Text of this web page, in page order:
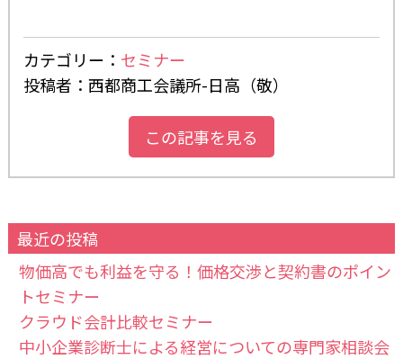
カテゴリー： セミナー
投稿者：西都商工会議所-日高（敬）
この記事を見る
最近の投稿
物価高でも利益を守る！価格交渉と契約書のポイン
トセミナー
クラウド会計比較セミナー
中小企業診断士による経営についての専門家相談会